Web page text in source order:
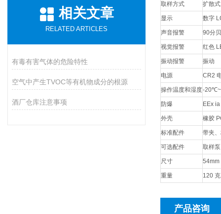
相关文章
RELATED ARTICLES
有毒有害气体的危险特性
空气中产生TVOC等有机物成分的根源
酒厂仓库注意事项
取样方式 扩散式
显示 数字
声音报警 90分贝
视觉报警 红色
振动报警 振动
电源 CR2
操作温度和湿度-
防爆 EEx
外壳 橡胶
标准配件 带夹
可选配件 取样泵
尺寸 54mm
重量 120
产品咨询